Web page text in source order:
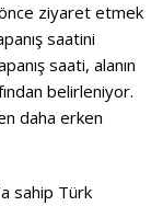
ziyaret etmek
saatini
saati, alanın
belirleniyor.
daha erken
sahip Türk